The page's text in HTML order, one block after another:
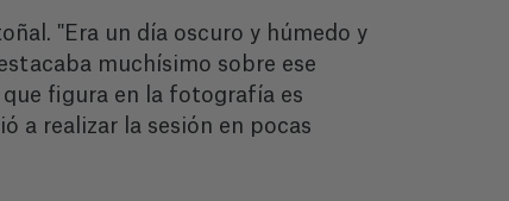
"Era un día oscuro y húmedo y
muchísimo sobre ese
figura en la fotografía es
a realizar la sesión en pocas